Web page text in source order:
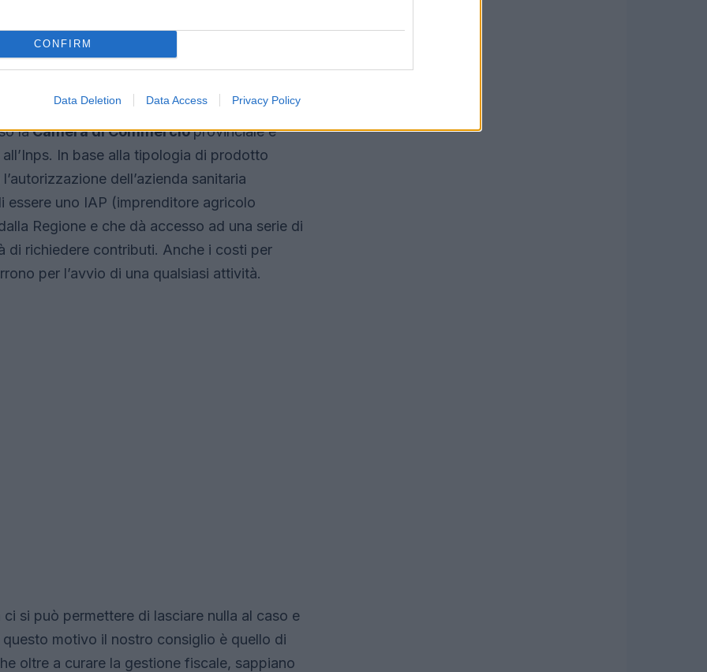
CONFIRM
Data Deletion Data Access Privacy Policy
vuoi aprire un’azienda agricola e non sai
servono o se occorrono degli
legittime e in questo articolo
formale, un’azienda agricola è un’impresa
della partita Ivacon conseguenziale
laCamera di Commercioprovinciale e
In base alla tipologia di prodotto
dell’azienda sanitaria
uno IAP (imprenditore agricolo
Regione e che dà accesso ad una serie di
di richiedere contributi. Anche i costi per
per l’avvio di una qualsiasi attività.
ci si può permettere di lasciare nulla al caso e
motivo il nostro consiglio è quello di
oltre a curare la gestione fiscale, sappiano